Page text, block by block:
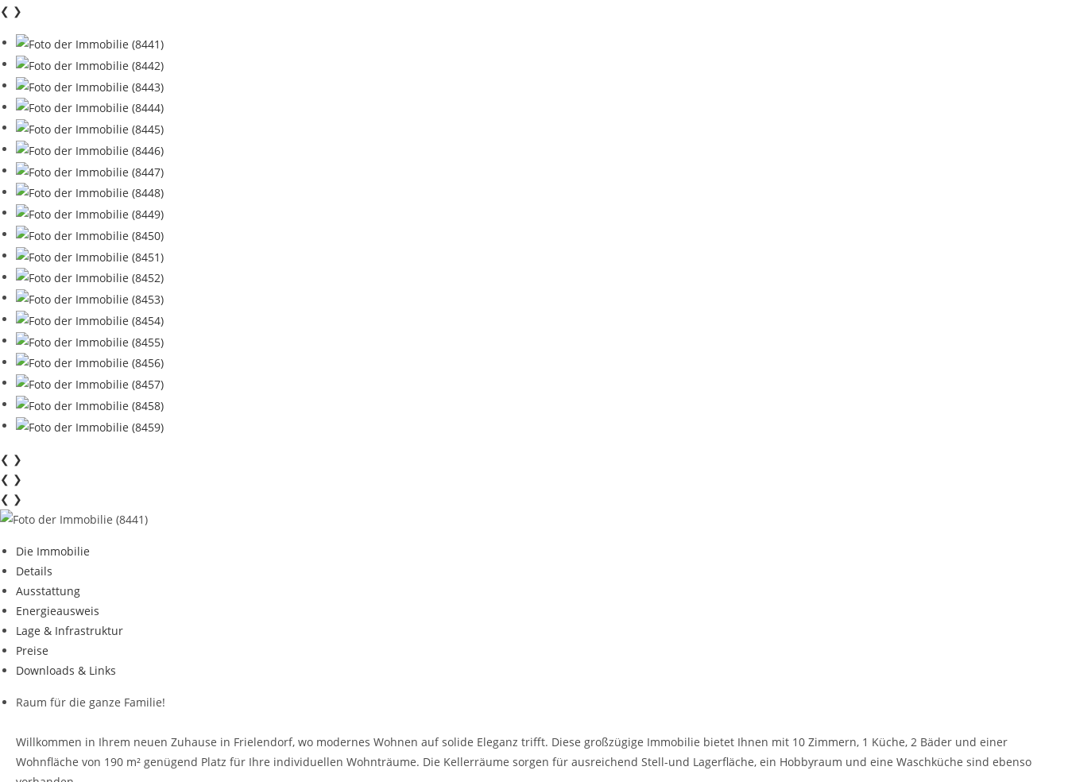
❮ ❯
❮ ❯
❮ ❯
❮ ❯
Die Immobilie
Details
Ausstattung
Energieausweis
Lage & Infrastruktur
Preise
Downloads & Links
Raum für die ganze Familie!
Willkommen in Ihrem neuen Zuhause in Frielendorf, wo modernes Wohnen auf solide Eleganz trifft. Diese großzügige Immobilie bietet Ihnen mit 10 Zimmern, 1 Küche, 2 Bäder und einer
Wohnfläche von 190 m² genügend Platz für Ihre individuellen Wohnträume. Die Kellerräume sorgen für ausreichend Stell-und Lagerfläche, ein Hobbyraum und eine Waschküche sind ebenso